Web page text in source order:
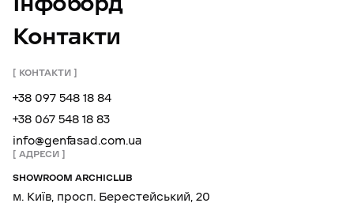
Контакти
КОНТАКТИ
+38 097 548 18 84
+38 067 548 18 83
info@genfasad.com.ua
АДРЕСИ
SHOWROOM ARCHICLUB
м. Київ, просп. Берестейський, 20